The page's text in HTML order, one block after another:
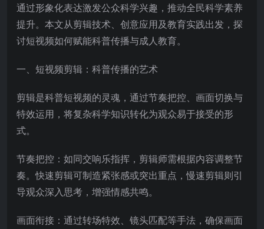
通过形象化表达激发公众科学兴趣，推动全民科学素养
提升。本文从剪辑技术、创意应用及教育实践出发，探
讨短视频如何赋能科普传播与成人教育。
一、短视频剪辑：科普传播的艺术
剪辑是科普短视频的灵魂，通过节奏把控、画面切换与
特效运用，将复杂科学知识转化为观众易于接受的形
式。
节奏把控：如同交响乐指挥，剪辑师需根据内容调整节
奏。快速剪辑可制造紧张感或突出重点，慢速剪辑则引
导观众深入思考，增强情感共鸣。
画面衔接：通过转场特效、镜头匹配等手法，确保画面